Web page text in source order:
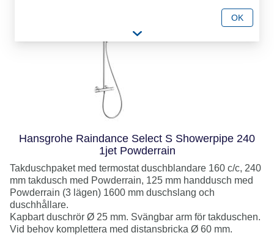
Hansgrohe Raindance Select S Showerpipe 240
1jet Powderrain
Takduschpaket med termostat duschblandare 160 c/c, 240
mm takdusch med Powderrain, 125 mm handdusch med
Powderrain (3 lägen) 1600 mm duschslang och
duschhållare.
Kapbart duschrör Ø 25 mm. Svängbar arm för takduschen.
Vid behov komplettera med distansbricka Ø 60 mm.
OK